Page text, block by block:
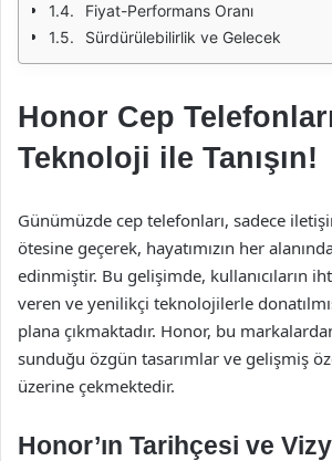
Fiyat-Performans Oranı
Sürdürülebilirlik ve Gelecek
Honor Cep
Teknoloji ile Tanışın!
Günümüzde cep telefonları, sadece
ötesine geçerek, hayatımızın her
edinmiştir. Bu gelişimde, kullanıcıların
veren ve yenilikçi teknolojilerle
plana çıkmaktadır. Honor, bu
sunduğu özgün tasarımlar ve gelişmiş
üzerine çekmektedir.
Honor’ın Tarihçesi ve